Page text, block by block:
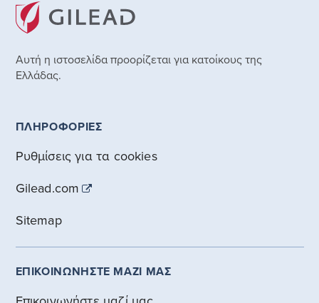
Αυτή η ιστοσελίδα προορίζεται για κατοίκους της
Ελλάδας.
ΠΛΗΡΟΦΟΡΙΕΣ
Ρυθμίσεις για τα cookies
Gilead.com
Sitemap
ΕΠΙΚΟΙΝΩΝΗΣΤΕ ΜΑΖΙ ΜΑΣ